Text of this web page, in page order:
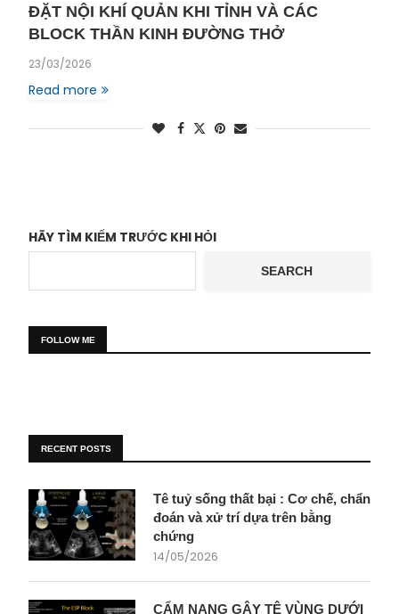
ĐẶT NỘI KHÍ QUẢN KHI TỈNH VÀ CÁC
BLOCK THẦN KINH ĐƯỜNG THỞ
23/03/2026
Read more
HÃY TÌM KIẾM TRƯỚC KHI HỎI
SEARCH
FOLLOW ME
RECENT POSTS
Tê tuỷ sống thất bại : Cơ chế, chẩn
đoán và xử trí dựa trên bằng
chứng
14/05/2026
CẨM NANG GÂY TÊ VÙNG DƯỚI